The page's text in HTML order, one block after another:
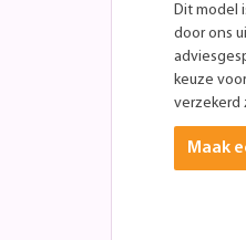
Dit model
door ons
keuze
verzekerd
Maak